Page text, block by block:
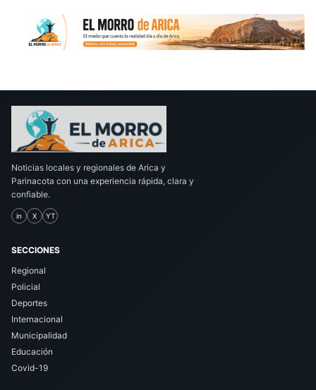
Noticias locales y regionales de Arica y
Parinacota con una experiencia rápida, clara y
confiable.
in X YT
SECCIONES
Regional
Policial
Deportes
Internacional
Municipalidad
Educación
Covid-19